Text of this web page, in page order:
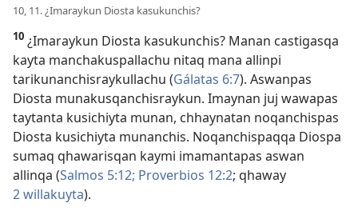
10, 11. ¿Imaraykun Diosta kasukunchis?
10 ¿Imaraykun Diosta kasukunchis? Manan castigasqa
kayta manchakuspallachu nitaq mana allinpi
tarikunanchisraykullachu (Gálatas 6:7). Aswanpas
Diosta munakusqanchisraykun. Imaynan juj wawapas
taytanta kusichiyta munan, chhaynatan noqanchispas
Diosta kusichiyta munanchis. Noqanchispaqqa Diospa
sumaq qhawarisqan kaymi imamantapas aswan
allinqa (Salmos 5:12; Proverbios 12:2; qhaway
2 willakuyta).